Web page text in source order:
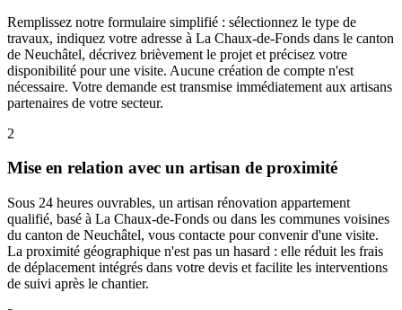
Remplissez notre formulaire simplifié : sélectionnez le type de
travaux, indiquez votre adresse à La Chaux-de-Fonds dans le canton
de Neuchâtel, décrivez brièvement le projet et précisez votre
disponibilité pour une visite. Aucune création de compte n'est
nécessaire. Votre demande est transmise immédiatement aux artisans
partenaires de votre secteur.
2
Mise en relation avec un artisan de proximité
Sous 24 heures ouvrables, un artisan rénovation appartement
qualifié, basé à La Chaux-de-Fonds ou dans les communes voisines
du canton de Neuchâtel, vous contacte pour convenir d'une visite.
La proximité géographique n'est pas un hasard : elle réduit les frais
de déplacement intégrés dans votre devis et facilite les interventions
de suivi après le chantier.